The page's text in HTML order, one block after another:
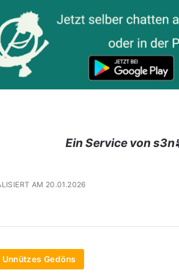
Ein Service von
AM 20.01.2026
Unnützes Gedöns